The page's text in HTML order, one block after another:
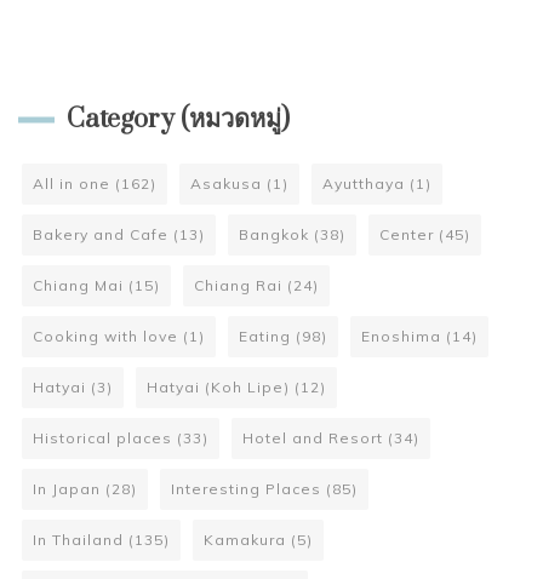
Category (หมวดหมู่)
All in one (162) Asakusa (1) Ayutthaya (1)
Bakery and Cafe (13) Bangkok (38) Center (45)
Chiang Mai (15) Chiang Rai (24)
Cooking with love (1) Eating (98) Enoshima (14)
Hatyai (3) Hatyai (Koh Lipe) (12)
Historical places (33) Hotel and Resort (34)
In Japan (28) Interesting Places (85)
In Thailand (135) Kamakura (5)